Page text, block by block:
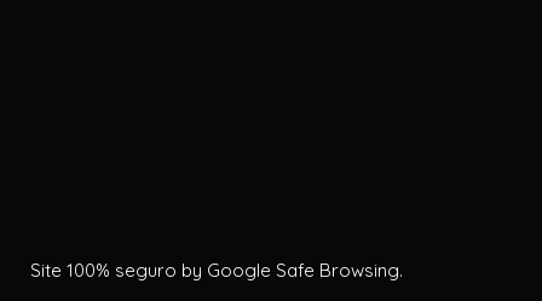
Site 100% seguro by Google Safe Browsing.